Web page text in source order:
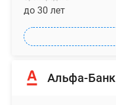
«Рассвет».
всех
квартирах
до 30 лет
Альфа-Банк